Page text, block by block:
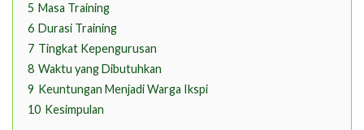
5 Masa Training
6 Durasi Training
7 Tingkat Kepengurusan
8 Waktu yang Dibutuhkan
9 Keuntungan Menjadi Warga Ikspi
10 Kesimpulan